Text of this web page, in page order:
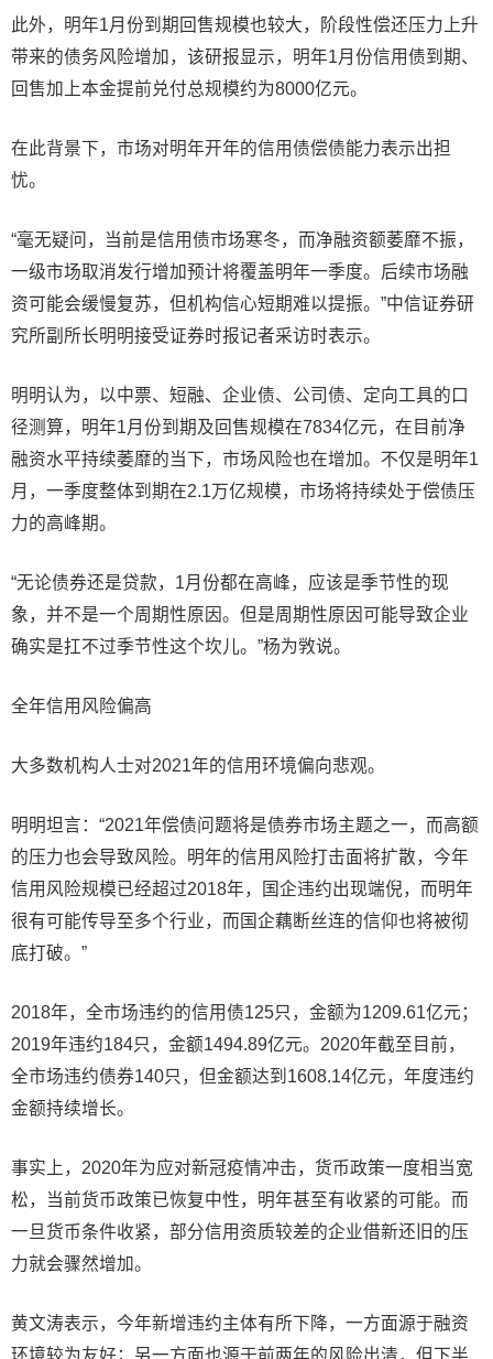
此外，明年1月份到期回售规模也较大，阶段性偿还压力上升
带来的债务风险增加，该研报显示，明年1月份信用债到期、
回售加上本金提前兑付总规模约为8000亿元。
在此背景下，市场对明年开年的信用债偿债能力表示出担
忧。
“毫无疑问，当前是信用债市场寒冬，而净融资额萎靡不振，
一级市场取消发行增加预计将覆盖明年一季度。后续市场融
资可能会缓慢复苏，但机构信心短期难以提振。”中信证券研
究所副所长明明接受证券时报记者采访时表示。
明明认为，以中票、短融、企业债、公司债、定向工具的口
径测算，明年1月份到期及回售规模在7834亿元，在目前净
融资水平持续萎靡的当下，市场风险也在增加。不仅是明年1
月，一季度整体到期在2.1万亿规模，市场将持续处于偿债压
力的高峰期。
“无论债券还是贷款，1月份都在高峰，应该是季节性的现
象，并不是一个周期性原因。但是周期性原因可能导致企业
确实是扛不过季节性这个坎儿。”杨为敩说。
全年信用风险偏高
大多数机构人士对2021年的信用环境偏向悲观。
明明坦言：“2021年偿债问题将是债券市场主题之一，而高额
的压力也会导致风险。明年的信用风险打击面将扩散，今年
信用风险规模已经超过2018年，国企违约出现端倪，而明年
很有可能传导至多个行业，而国企藕断丝连的信仰也将被彻
底打破。”
2018年，全市场违约的信用债125只，金额为1209.61亿元；
2019年违约184只，金额1494.89亿元。2020年截至目前，
全市场违约债券140只，但金额达到1608.14亿元，年度违约
金额持续增长。
事实上，2020年为应对新冠疫情冲击，货币政策一度相当宽
松，当前货币政策已恢复中性，明年甚至有收紧的可能。而
一旦货币条件收紧，部分信用资质较差的企业借新还旧的压
力就会骤然增加。
黄文涛表示，今年新增违约主体有所下降，一方面源于融资
环境较为友好；另一方面也源于前两年的风险出清，但下半